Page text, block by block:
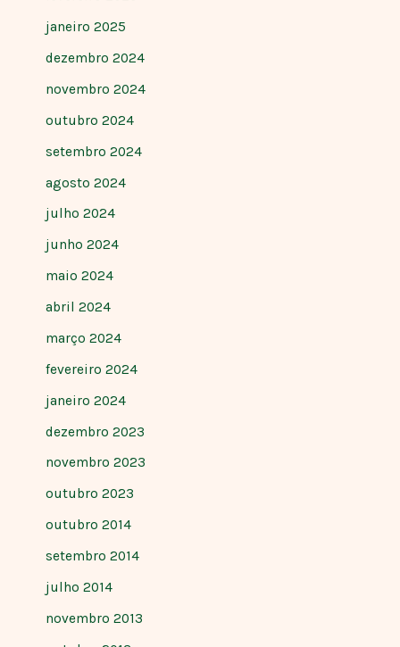
janeiro 2025
dezembro 2024
novembro 2024
outubro 2024
setembro 2024
agosto 2024
julho 2024
junho 2024
maio 2024
abril 2024
março 2024
fevereiro 2024
janeiro 2024
dezembro 2023
novembro 2023
outubro 2023
outubro 2014
setembro 2014
julho 2014
novembro 2013